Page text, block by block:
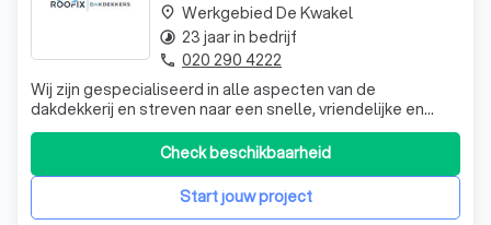
Wij zijn gespecialiseerd in alle aspecten van de
dakdekkerij en streven naar een snelle, vriendelijke en
betrouwbare dienstverlening. Onze dakdekkers staan dag
en nacht voor u klaar. Onze team bestaat uit zowel
mannen als vrouwen die volledig toegewijd zijn aan hun
werk!
Start jouw project
Check beschikbaarheid
place Werkgebied De Kwakel
timelapse 23 jaar in bedrijf
phone 020 290 4222